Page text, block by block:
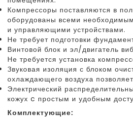
Компрессоры поставляются в
оборудованы всеми
и управляющими устройствами.
Не требует подготовки
Винтовой блок и эл/двигатель
Не требуется установка
Звуковая изоляция с блоком
охлаждающего воздуха
Электрический
кожух c простым и удобным
Комплектующие: